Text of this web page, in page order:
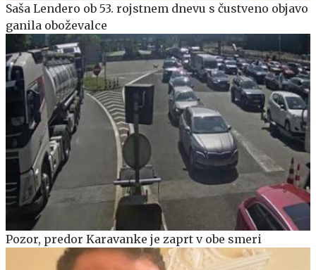
Saša Lendero ob 53. rojstnem dnevu s čustveno objavo
ganila oboževalce
Pozor, predor Karavanke je zaprt v obe smeri